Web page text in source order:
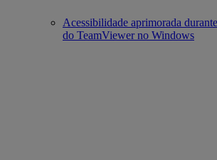
Acessibilidade aprimorada
do TeamViewer no Windows